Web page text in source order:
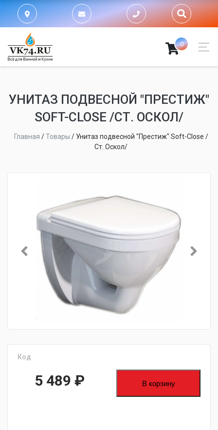
0
УНИТАЗ ПОДВЕСНОЙ "ПРЕСТИЖ"
SOFT-CLOSE /СТ. ОСКОЛ/
Главная /Товары / Унитаз подвесной "Престиж" Soft-Close /
Ст. Оскол/
Код
5 489 ₽ В корзину